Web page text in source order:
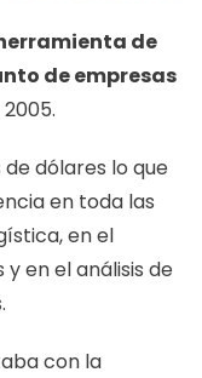
de
de empresas
de dólares lo que
en toda las
en el
en el análisis de
con la